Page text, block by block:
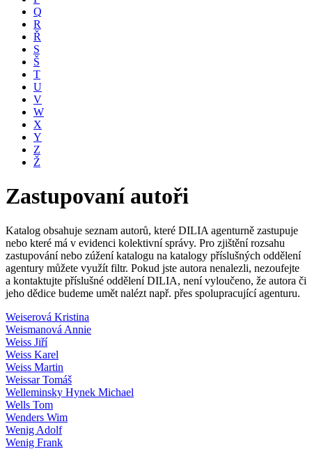
Q
R
Ř
S
Š
T
U
V
W
X
Y
Z
Ž
Zastupovaní autoři
Katalog obsahuje seznam autorů, které DILIA agenturně zastupuje
nebo které má v evidenci kolektivní správy. Pro zjištění rozsahu
zastupování nebo zúžení katalogu na katalogy příslušných oddělení
agentury můžete využít filtr. Pokud jste autora nenalezli, nezoufejte
a kontaktujte příslušné oddělení DILIA, není vyloučeno, že autora či
jeho dědice budeme umět nalézt např. přes spolupracující agenturu.
Weiserová Kristina
Weismanová Annie
Weiss Jiří
Weiss Karel
Weiss Martin
Weissar Tomáš
Welleminsky Hynek Michael
Wells Tom
Wenders Wim
Wenig Adolf
Wenig Frank